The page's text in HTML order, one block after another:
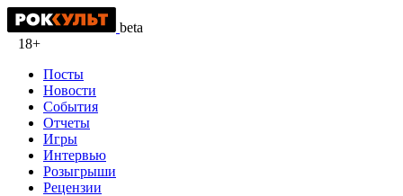
beta
18+
Посты
Новости
События
Отчеты
Игры
Интервью
Розыгрыши
Рецензии